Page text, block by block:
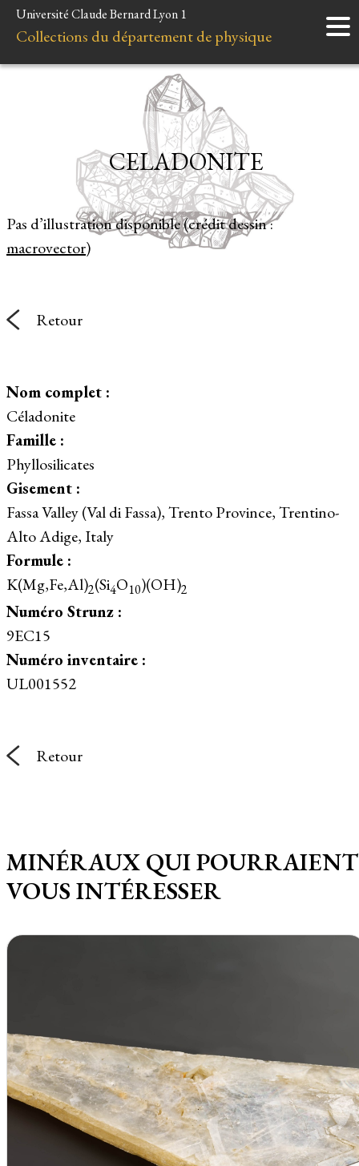
Accueil
Instruments
Liens et ressources
Université Claude Bernard Lyon 1
Collections du département de physique
Pas d’illustration disponible (crédit dessin :
macrovector)
CELADONITE
Retour
Nom complet :
Céladonite
Famille :
Phyllosilicates
Gisement :
Fassa Valley (Val di Fassa), Trento Province, Trentino-
Alto Adige, Italy
Formule :
K(Mg,Fe,Al)2(Si4O10)(OH)2
Numéro Strunz :
9EC15
Numéro inventaire :
UL001552
Retour
MINÉRAUX QUI POURRAIENT
VOUS INTÉRESSER